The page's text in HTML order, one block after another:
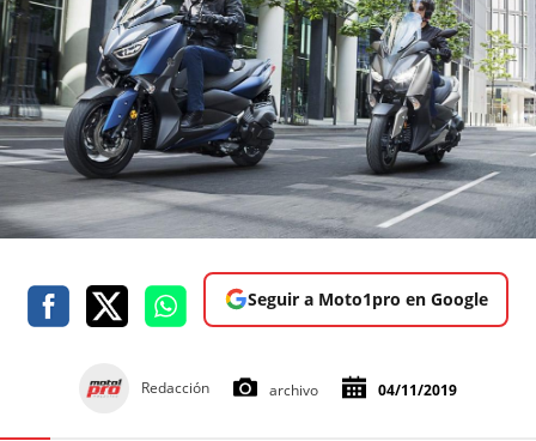
Seguir a Moto1pro en Google
Redacción archivo 04/11/2019